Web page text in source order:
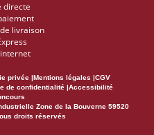
directe
livraison
privée Mentions légales
CGV
de confidentialité Accessibilité
Zone de la Bouverne 59520
droits réservés